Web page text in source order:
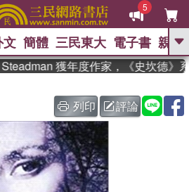
5
GO
、 如果歷史是一群喵 、 暑期
國際布克獎 臺灣漫遊錄 、 方
、 台灣的李登輝時代
孩：黎曼猜想 、 偉大的迷走神經
文 簡體 三民東大 電子書 親子
獲年度作家，《史坎德》
列印
評論